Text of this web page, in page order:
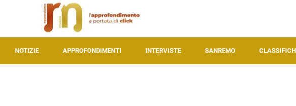
NOTIZIE APPROFONDIMENTI INTERVISTE SANREMO